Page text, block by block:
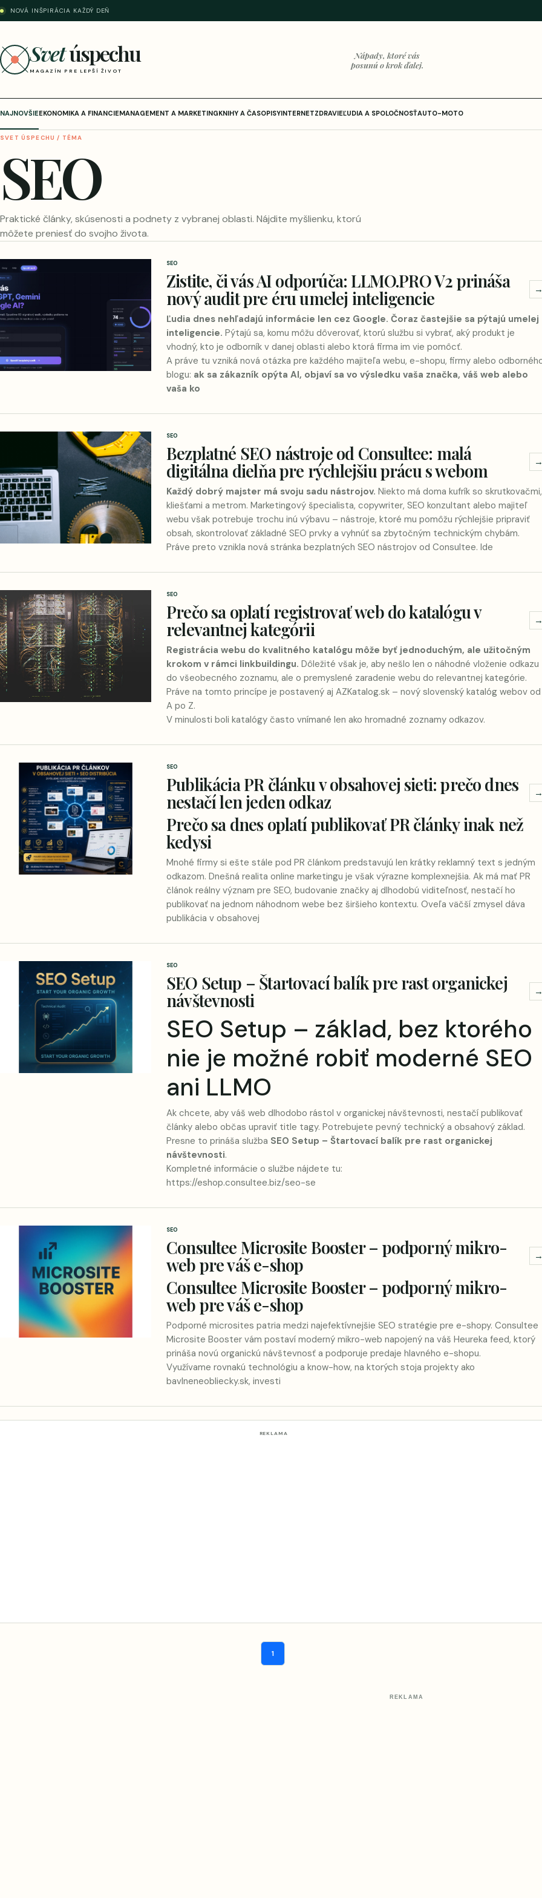
NOVÁ INŠPIRÁCIA KAŽDÝ DEŇ
Svetúspechu
MAGAZÍN PRE LEPŠÍ ŽIVOT
Nápady, ktoré vás
posunú o krok ďalej.
NAJNOVŠIEEKONOMIKA A FINANCIEMANAGEMENT A MARKETINGKNIHY A ČASOPISYINTERNETZDRAVIEĽUDIA A SPOLOČNOSŤAUTO-MOTO
SVET ÚSPECHU / TÉMA
SEO
Praktické články, skúsenosti a podnety z vybranej oblasti. Nájdite myšlienku, ktorú
môžete preniesť do svojho života.
SEO
Zistite, či vás AI odporúča: LLMO.PRO V2 prináša
nový audit pre éru umelej inteligencie
Ľudia dnes nehľadajú informácie len cez Google. Čoraz častejšie sa pýtajú umelej
inteligencie. Pýtajú sa, komu môžu dôverovať, ktorú službu si vybrať, aký produkt je
vhodný, kto je odborník v danej oblasti alebo ktorá firma im vie pomôcť.
A práve tu vzniká nová otázka pre každého majiteľa webu, e-shopu, firmy alebo
blogu: ak sa zákazník opýta AI, objaví sa vo výsledku vaša značka, váš web alebo
vaša ko
SEO
Bezplatné SEO nástroje od Consultee: malá
digitálna dielňa pre rýchlejšiu prácu s webom
Každý dobrý majster má svoju sadu nástrojov. Niekto má doma kufrík so skrutkovačmi,
kliešťami a metrom. Marketingový špecialista, copywriter, SEO konzultant alebo majiteľ
webu však potrebuje trochu inú výbavu – nástroje, ktoré mu pomôžu rýchlejšie pripraviť
obsah, skontrolovať základné SEO prvky a vyhnúť sa zbytočným technickým chybám.
Práve preto vznikla nová stránka bezplatných SEO nástrojov od Consultee. Ide
SEO
Prečo sa oplatí registrovať web do katalógu v
relevantnej kategórii
Registrácia webu do kvalitného katalógu môže byť jednoduchým, ale užitočným
krokom v rámci linkbuildingu. Dôležité však je, aby nešlo len o náhodné vloženie odkazu
do všeobecného zoznamu, ale o premyslené zaradenie webu do relevantnej kategórie.
Práve na tomto princípe je postavený aj AZKatalog.sk – nový slovenský katalóg webov od
A po Z.
V minulosti boli katalógy často vnímané len ako hromadné zoznamy odkazov.
SEO
Publikácia PR článku v obsahovej sieti: prečo dnes
nestačí len jeden odkaz
Prečo sa dnes oplatí publikovať PR články inak než
kedysi
Mnohé firmy si ešte stále pod PR článkom predstavujú len krátky reklamný text s jedným
odkazom. Dnešná realita online marketingu je však výrazne komplexnejšia. Ak má mať PR
článok reálny význam pre SEO, budovanie značky aj dlhodobú viditeľnosť, nestačí ho
publikovať na jednom náhodnom webe bez širšieho kontextu. Oveľa väčší zmysel dáva
publikácia v obsahovej
SEO
SEO Setup – Štartovací balík pre rast organickej
návštevnosti
SEO Setup – základ, bez ktorého
nie je možné robiť moderné SEO
ani LLMO
Ak chcete, aby váš web dlhodobo rástol v organickej návštevnosti, nestačí publikovať
články alebo občas upraviť title tagy. Potrebujete pevný technický a obsahový základ.
Presne to prináša služba SEO Setup – Štartovací balík pre rast organickej
návštevnosti.
Kompletné informácie o službe nájdete tu:
https://eshop.consultee.biz/seo-se
SEO
Consultee Microsite Booster – podporný mikro-
web pre váš e-shop
Consultee Microsite Booster – podporný mikro-
web pre váš e-shop
Podporné microsites patria medzi najefektívnejšie SEO stratégie pre e-shopy. Consultee
Microsite Booster vám postaví moderný mikro-web napojený na váš Heureka feed, ktorý
prináša novú organickú návštevnosť a podporuje predaje hlavného e-shopu.
Využívame rovnakú technológiu a know-how, na ktorých stoja projekty ako
bavlneneobliecky.sk, investi
REKLAMA
1
REKLAMA